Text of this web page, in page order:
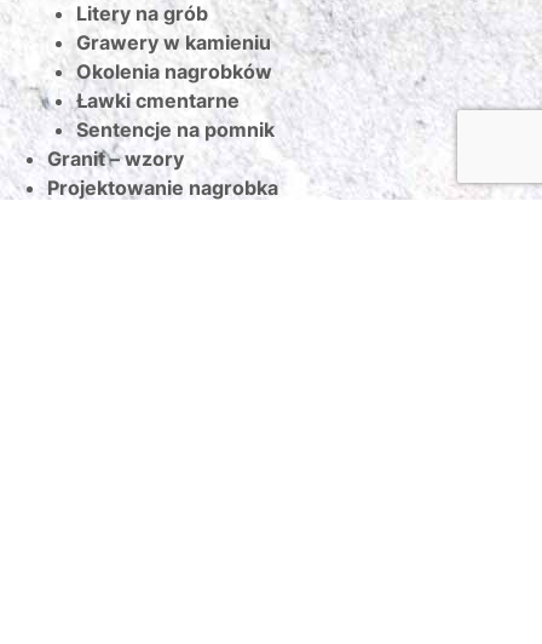
Litery na grób
Grawery w kamieniu
Okolenia nagrobków
Ławki cmentarne
Sentencje na pomnik
Granit – wzory
Projektowanie nagrobka